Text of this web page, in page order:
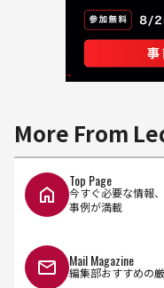
More From
Top Page
今すぐ必要な情報
事例が満載
Mail Magazine
編集部おすすめの